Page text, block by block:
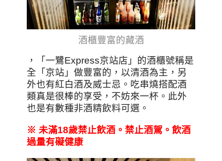
酒櫃豐富的藏酒
，「一鷺Express京站店」的酒櫃號稱是
全「京站」做豐富的，以清酒為主，另
外也有紅白酒及威士忌。吃串燒搭配酒
類真是很棒的享受，不妨來一杯。此外
也是有數種非酒精飲料可選。
※ 未滿18歲禁止飲酒。禁止酒駕。飲酒
過量有礙健康